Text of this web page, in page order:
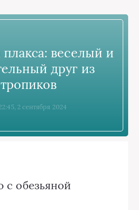
веселый и
друг из
тропиков
2 сентября 2024
с обезьяной